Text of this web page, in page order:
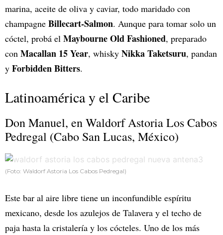
marina, aceite de oliva y caviar, todo maridado con
champagne Billecart-Salmon. Aunque para tomar solo un
cóctel, probá el Maybourne Old Fashioned, preparado
con Macallan 15 Year, whisky Nikka Taketsuru, pandan
y Forbidden Bitters.
Latinoamérica y el Caribe
Don Manuel, en Waldorf Astoria Los Cabos
Pedregal (Cabo San Lucas, México)
(Foto: Waldorf Astoria Los Cabos Pedregal)
Este bar al aire libre tiene un inconfundible espíritu
mexicano, desde los azulejos de Talavera y el techo de
paja hasta la cristalería y los cócteles. Uno de los más